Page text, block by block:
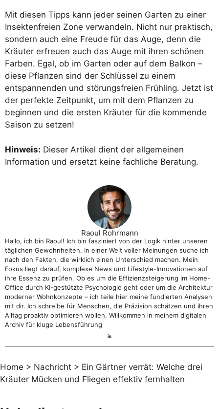
Mit diesen Tipps kann jeder seinen Garten zu einer
Insektenfreien Zone verwandeln. Nicht nur praktisch,
sondern auch eine Freude für das Auge, denn die
Kräuter erfreuen auch das Auge mit ihren schönen
Farben. Egal, ob im Garten oder auf dem Balkon –
diese Pflanzen sind der Schlüssel zu einem
entspannenden und störungsfreien Frühling. Jetzt ist
der perfekte Zeitpunkt, um mit dem Pflanzen zu
beginnen und die ersten Kräuter für die kommende
Saison zu setzen!
Hinweis: Dieser Artikel dient der allgemeinen
Information und ersetzt keine fachliche Beratung.
Raoul Rohrmann
Hallo, ich bin Raoul! Ich bin fasziniert von der Logik hinter unseren
täglichen Gewohnheiten. In einer Welt voller Meinungen suche ich
nach den Fakten, die wirklich einen Unterschied machen. Mein
Fokus liegt darauf, komplexe News und Lifestyle-Innovationen auf
ihre Essenz zu prüfen. Ob es um die Effizienzsteigerung im Home-
Office durch KI-gestützte Psychologie geht oder um die Architektur
moderner Wohnkonzepte – ich teile hier meine fundierten Analysen
mit dir. Ich schreibe für Menschen, die Präzision schätzen und ihren
Alltag proaktiv optimieren wollen. Willkommen in meinem digitalen
Archiv für kluge Lebensführung
Home > Nachricht > Ein Gärtner verrät: Welche drei
Kräuter Mücken und Fliegen effektiv fernhalten